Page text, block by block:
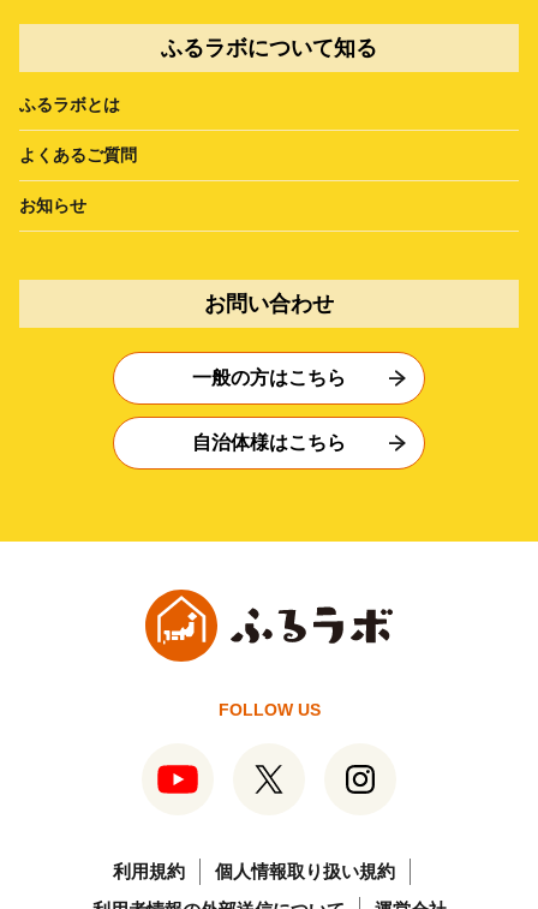
ふるラボについて知る
ふるラボとは
よくあるご質問
お知らせ
お問い合わせ
一般の方はこちら
自治体様はこちら
FOLLOW US
利用規約
個人情報取り扱い規約